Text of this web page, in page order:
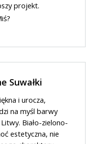
projekt.
Suwałki
i urocza,
na myśl barwy
Biało-zielono-
estetyczna, nie